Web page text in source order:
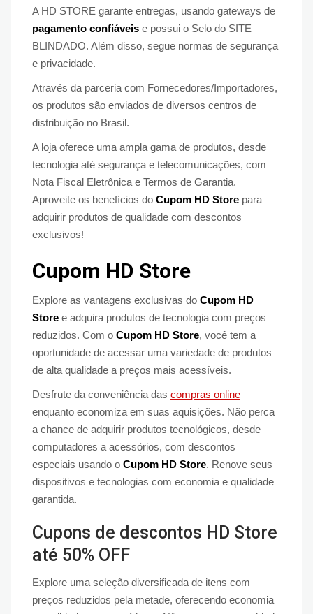
A HD STORE garante entregas, usando gateways de
pagamento confiáveis e possui o Selo do SITE
BLINDADO. Além disso, segue normas de segurança
e privacidade.
Através da parceria com Fornecedores/Importadores,
os produtos são enviados de diversos centros de
distribuição no Brasil.
A loja oferece uma ampla gama de produtos, desde
tecnologia até segurança e telecomunicações, com
Nota Fiscal Eletrônica e Termos de Garantia.
Aproveite os benefícios do Cupom HD Store para
adquirir produtos de qualidade com descontos
exclusivos!
Cupom HD Store
Explore as vantagens exclusivas do Cupom HD
Store e adquira produtos de tecnologia com preços
reduzidos. Com o Cupom HD Store, você tem a
oportunidade de acessar uma variedade de produtos
de alta qualidade a preços mais acessíveis.
Desfrute da conveniência das compras online
enquanto economiza em suas aquisições. Não perca
a chance de adquirir produtos tecnológicos, desde
computadores a acessórios, com descontos
especiais usando o Cupom HD Store. Renove seus
dispositivos e tecnologias com economia e qualidade
garantida.
Cupons de descontos HD Store
até 50% OFF
Explore uma seleção diversificada de itens com
preços reduzidos pela metade, oferecendo economia